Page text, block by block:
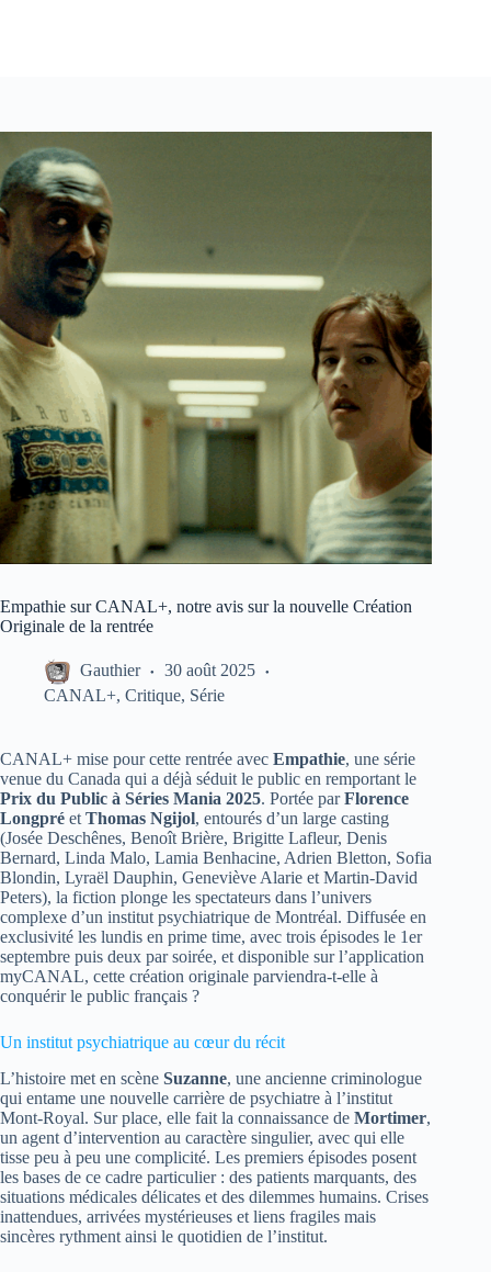
Empathie sur CANAL+, notre avis sur la nouvelle Création
Originale de la rentrée
Gauthier
30 août 2025
CANAL+, Critique, Série
CANAL+ mise pour cette rentrée avec Empathie, une série
venue du Canada qui a déjà séduit le public en remportant le
Prix du Public à Séries Mania 2025. Portée parFlorence
Longpré et Thomas Ngijol, entourés d’un large casting
(Josée Deschênes, Benoît Brière, Brigitte Lafleur, Denis
Bernard, Linda Malo, Lamia Benhacine, Adrien Bletton, Sofia
Blondin, Lyraël Dauphin, Geneviève Alarie et Martin-David
Peters), la fiction plonge les spectateurs dans l’univers
complexe d’un institut psychiatrique de Montréal. Diffusée en
exclusivité les lundis en prime time, avec trois épisodes le 1er
septembre puis deux par soirée, et disponible sur l’application
myCANAL, cette création originale parviendra-t-elle à
conquérir le public français ?
Un institut psychiatrique au cœur du récit
L’histoire met en scène Suzanne, une ancienne criminologue
qui entame une nouvelle carrière de psychiatre à l’institut
Mont-Royal. Sur place, elle fait la connaissance de Mortimer,
un agent d’intervention au caractère singulier, avec qui elle
tisse peu à peu une complicité. Les premiers épisodes posent
les bases de ce cadre particulier : des patients marquants, des
situations médicales délicates et des dilemmes humains. Crises
inattendues, arrivées mystérieuses et liens fragiles mais
sincères rythment ainsi le quotidien de l’institut.